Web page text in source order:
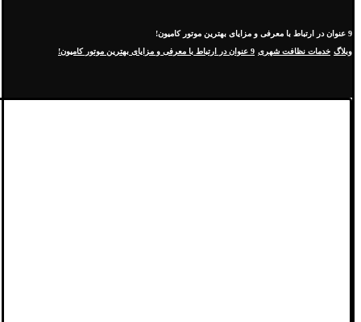
9 عنوان در ارتباط با معرفی و مزایای بهترین موتور کامیون!
وبلاگ خدمات نظافت شهری 9 عنوان در ارتباط با معرفی و مزایای بهترین موتور کامیون!